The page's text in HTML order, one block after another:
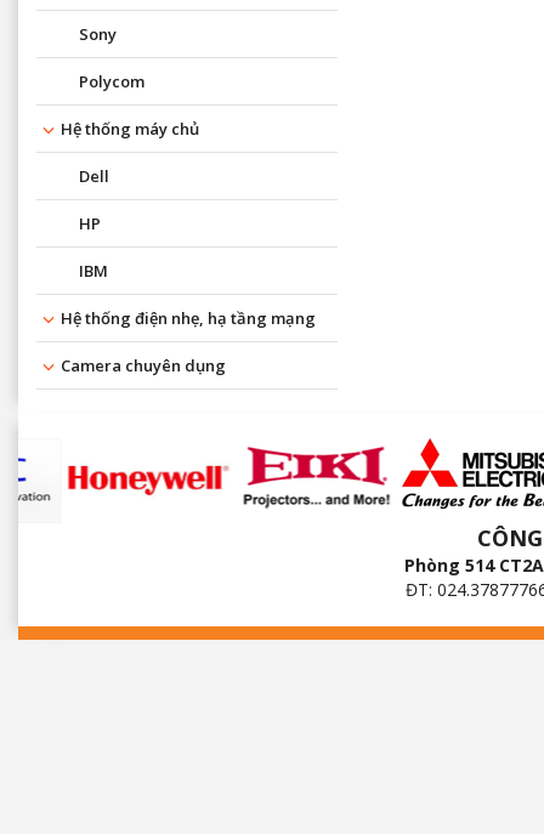
Sony
Polycom
Hệ thống máy chủ
Dell
HP
IBM
Hệ thống điện nhẹ, hạ tầng mạng
Camera chuyên dụng
Phòng 514
ĐT: